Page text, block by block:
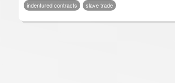
indentured contracts
slave trade